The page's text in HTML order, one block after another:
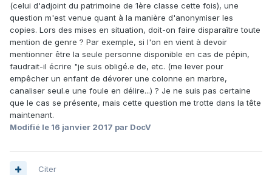
(celui d'adjoint du patrimoine de 1ère classe cette fois), une
question m'est venue quant à la manière d'anonymiser les
copies. Lors des mises en situation, doit-on faire disparaître toute
mention de genre ? Par exemple, si l'on en vient à devoir
mentionner être la seule personne disponible en cas de pépin,
faudrait-il écrire "je suis obligé.e de, etc. (me lever pour
empêcher un enfant de dévorer une colonne en marbre,
canaliser seul.e une foule en délire...) ? Je ne suis pas certaine
que le cas se présente, mais cette question me trotte dans la tête
maintenant.
Modifié le 16 janvier 2017 par DocV
Citer